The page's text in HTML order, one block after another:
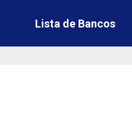
Lista de Bancos